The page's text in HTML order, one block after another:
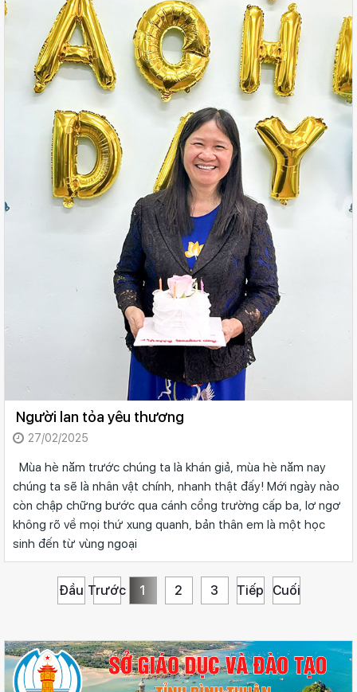
Người lan tỏa yêu thương
27/02/2025
Mùa hè năm trước chúng ta là khán giả, mùa hè năm nay
chúng ta sẽ là nhân vật chính, nhanh thật đấy! Mới ngày nào
còn chập chững bước qua cánh cổng trường cấp ba, lơ ngơ
không rõ về mọi thứ xung quanh, bản thân em là một học
sinh đến từ vùng ngoại
Đầu Trước 1 2 3 Tiếp Cuối